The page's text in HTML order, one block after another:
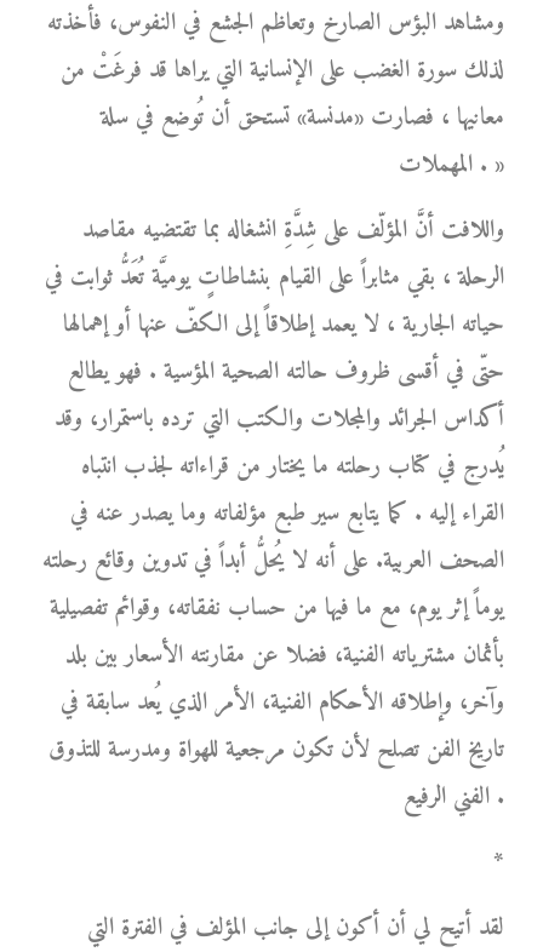
ومشاهد البؤس الصارخ وتعاظم الجشع في النفوس، فأخذته
لذلك سورة الغضب على الإنسانية التي يراها قد فرغَتْ من
معانيها ، فصارت «مدنسة» تستحق أن تُوضع في سلة
المهملات . »
واللافت أنَّ المؤلّف على شِدَّةِ انشغاله بما تقتضيه مقاصد
الرحلة ، بقي مثابراً على القيام بنشاطاتٍ يوميَّة تُعَدُّ ثوابت في
حياته الجارية ، لا يعمد إطلاقاً إلى الكفّ عنها أو إهمالها
حتّى في أقسى ظروف حالته الصحية المؤسية . فهو يطالع
أكداس الجرائد والمجلات والكتب التي ترده باستمرار، وقد
يُدرج في كتاب رحلته ما يختار من قراءاته لجذب انتباه
القراء إليه . كما يتابع سير طبع مؤلفاته وما يصدر عنه في
الصحف العربية. على أنه لا يُحلُّ أبداً في تدوين وقائع رحلته
يوماً إثر يوم، مع ما فيها من حساب نفقاته، وقوائم تفصيلية
بأثمان مشترياته الفنية، فضلا عن مقارنته الأسعار بين بلد
وآخر، وإطلاقه الأحكام الفنية، الأمر الذي يُعد سابقة في
تاريخ الفن تصلح لأن تكون مرجعية للهواة ومدرسة للتذوق
الفني الرفيع .
*
لقد أتيح لي أن أكون إلى جانب المؤلف في الفترة التي